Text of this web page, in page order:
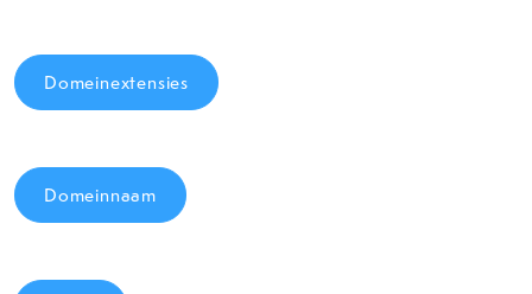
Domeinextensies
Domeinnaam